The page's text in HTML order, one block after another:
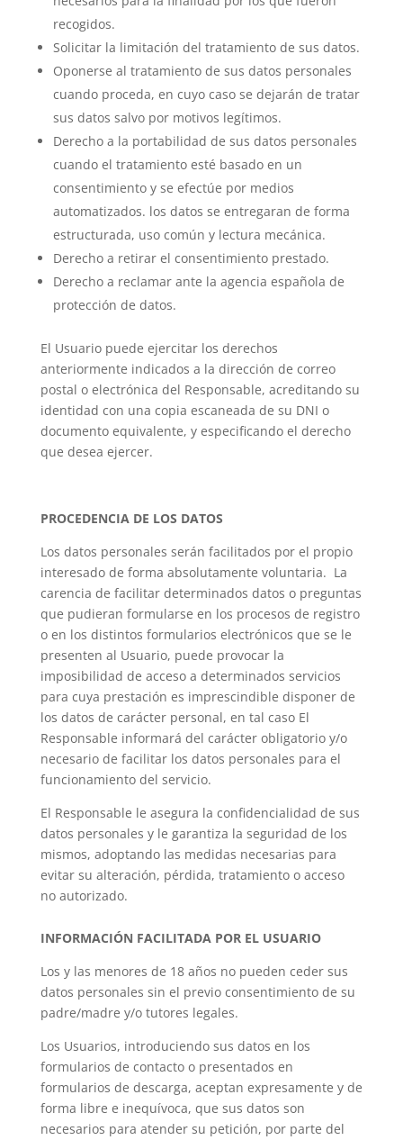
recogidos.
Solicitar la limitación del tratamiento de sus datos.
Oponerse al tratamiento de sus datos personales
cuando proceda, en cuyo caso se dejarán de tratar
sus datos salvo por motivos legítimos.
Derecho a la portabilidad de sus datos personales
cuando el tratamiento esté basado en un
consentimiento y se efectúe por medios
automatizados. los datos se entregaran de forma
estructurada, uso común y lectura mecánica.
Derecho a retirar el consentimiento prestado.
Derecho a reclamar ante la agencia española de
protección de datos.
El Usuario puede ejercitar los derechos
anteriormente indicados a la dirección de correo
postal o electrónica del Responsable, acreditando su
identidad con una copia escaneada de su DNI o
documento equivalente, y especificando el derecho
que desea ejercer.
PROCEDENCIA DE LOS DATOS
Los datos personales serán facilitados por el propio
interesado de forma absolutamente voluntaria. La
carencia de facilitar determinados datos o preguntas
que pudieran formularse en los procesos de registro
o en los distintos formularios electrónicos que se le
presenten al Usuario, puede provocar la
imposibilidad de acceso a determinados servicios
para cuya prestación es imprescindible disponer de
los datos de carácter personal, en tal caso El
Responsable informará del carácter obligatorio y/o
necesario de facilitar los datos personales para el
funcionamiento del servicio.
El Responsable le asegura la confidencialidad de sus
datos personales y le garantiza la seguridad de los
mismos, adoptando las medidas necesarias para
evitar su alteración, pérdida, tratamiento o acceso
no autorizado.
INFORMACIÓN FACILITADA POR EL USUARIO
Los y las menores de 18 años no pueden ceder sus
datos personales sin el previo consentimiento de su
padre/madre y/o tutores legales.
Los Usuarios, introduciendo sus datos en los
formularios de contacto o presentados en
formularios de descarga, aceptan expresamente y de
forma libre e inequívoca, que sus datos son
necesarios para atender su petición, por parte del